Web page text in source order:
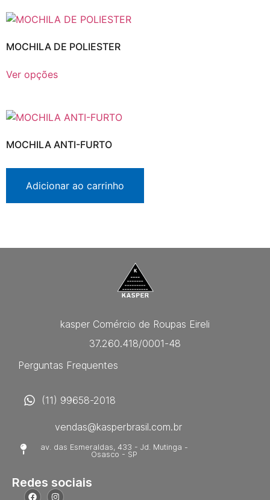
MOCHILA DE POLIESTER
Ver opções
MOCHILA ANTI-FURTO
Adicionar ao carrinho
kasper Comércio de Roupas Eireli
37.260.418/0001-48
Perguntas Frequentes
(11) 99658-2018
vendas@kasperbrasil.com.br
av. das Esmeraldas, 433 - Jd. Mutinga -
Osasco - SP
Redes sociais